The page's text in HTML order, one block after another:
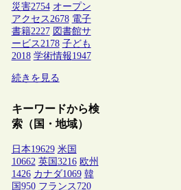
災害2754 オープン
アクセス 2678 電子
書籍2227 図書館サ
ービス 2178 子ども
2018 学術情報1947
続きを見る
キーワードから検
索（国・地域）
日本19629 米国
10662 英国3216 欧州
1426 カナダ1069 韓
国950 フランス 720